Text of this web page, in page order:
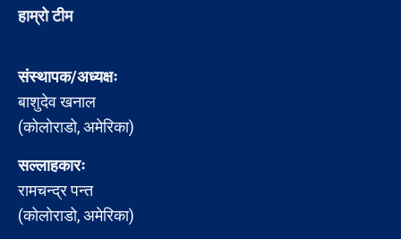
हाम्रो टीम
संस्थापक/अध्यक्षः
बाशुदेव खनाल
(कोलोराडो, अमेरिका)
सल्लाहकारः
रामचन्द्र पन्त
(कोलोराडो, अमेरिका)